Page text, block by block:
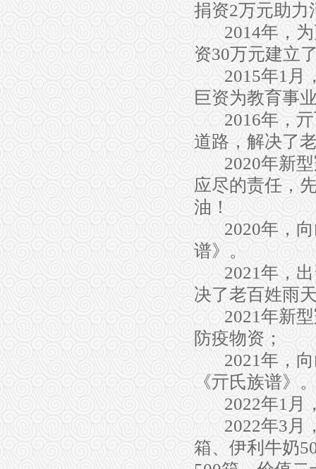
捐资2万元助力
2014年，
资30万元建立
2015年1 月
巨资为教育事
2016年，
道路，解决了
2020年新
应尽的责任，
油！
2020年，
谱》。
2021年，
决了老百姓雨
2021年新
防疫物资；
2021年，
《亓氏族谱》
2022年1 月
2022年3 月
箱、伊利牛奶